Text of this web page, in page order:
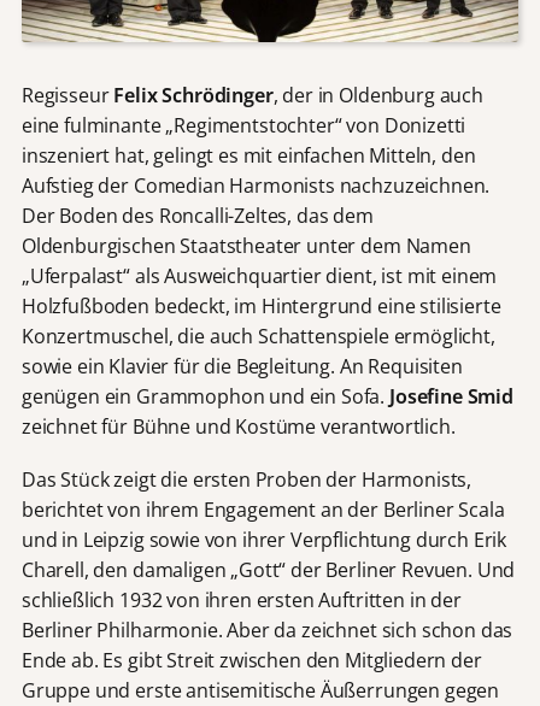
RegisseurFelix Schrödinger, der in Oldenburg auch
eine fulminante „Regimentstochter“ von Donizetti
inszeniert hat, gelingt es mit einfachen Mitteln, den
Aufstieg der Comedian Harmonists nachzuzeichnen.
Der Boden des Roncalli-Zeltes, das dem
Oldenburgischen Staatstheater unter dem Namen
„Uferpalast“ als Ausweichquartier dient, ist mit einem
Holzfußboden bedeckt, im Hintergrund eine stilisierte
Konzertmuschel, die auch Schattenspiele ermöglicht,
sowie ein Klavier für die Begleitung. An Requisiten
genügen ein Grammophon und ein Sofa. Josefine Smid
zeichnet für Bühne und Kostüme verantwortlich.
Das Stück zeigt die ersten Proben der Harmonists,
berichtet von ihrem Engagement an der Berliner Scala
und in Leipzig sowie von ihrer Verpflichtung durch Erik
Charell, den damaligen „Gott“ der Berliner Revuen. Und
schließlich 1932 von ihren ersten Auftritten in der
Berliner Philharmonie. Aber da zeichnet sich schon das
Ende ab. Es gibt Streit zwischen den Mitgliedern der
Gruppe und erste antisemitische Äußerrungen gegen